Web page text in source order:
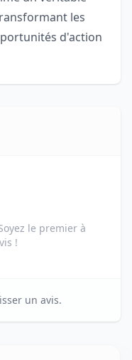
les
d'action
le premier à
!
un avis.